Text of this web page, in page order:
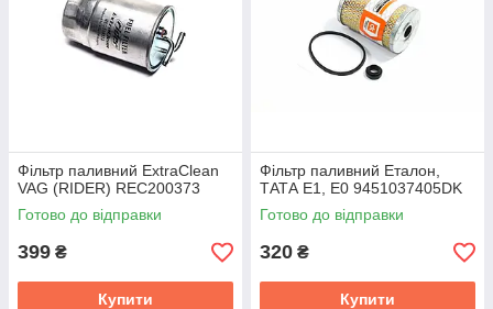
Фільтр паливний ExtraClean
VAG (RIDER) REC200373
Готово до відправки
399 ₴
Купити
Фільтр паливний Еталон,
ТАТА Е1, Е0 9451037405DK
Готово до відправки
320 ₴
Купити